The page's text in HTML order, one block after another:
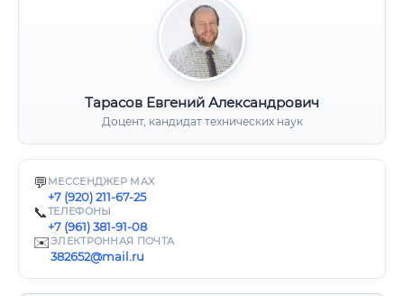
Тарасов Евгений Александрович
Доцент, кандидат технических наук
💬 МЕССЕНДЖЕР MAX
+7 (920) 211-67-25
📞ТЕЛЕФОНЫ
+7 (961) 381-91-08
✉️ЭЛЕКТРОННАЯ ПОЧТА
382652@mail.ru